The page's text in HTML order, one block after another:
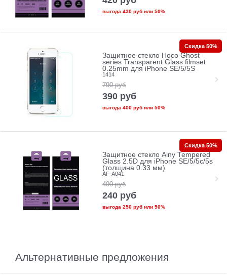
выгода 430 рубили 50%
Защитное стекло Hoco Ghost
series Transparent Glass filmset
0.25mm для iPhone SE/5/5S
1414
790 руб
390 руб
выгода 400 рубили 50%
Скидка 50%
Защитное стекло Ainy Tempered
Glass 2.5D для iPhone SE/5/5c/5s
(толщина 0.33 мм)
AF-A041
490 руб
240 руб
выгода 250 рубили 50%
Скидка 50%
Альтернативные предложения